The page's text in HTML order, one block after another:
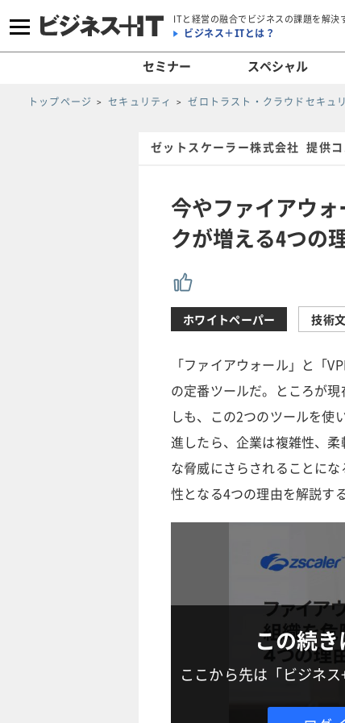
ITと経営の融合でビジネスの課題を解決
ビジネス＋ITとは？
セミナー スペシャル
トップページ セキュリティ ゼロトラスト・クラウドセキュ
ゼットスケーラー株式会社 提供
今やファイアウォ
クが増える4つの
ホワイトペーパー 技術
「ファイアウォール」と「
の定番ツールだ。ところが
しも、この2つのツールを使
進したら、企業は複雑性、
な脅威にさらされることに
性となる4つの理由を解説する
この続き
ここから先は「ビジネ